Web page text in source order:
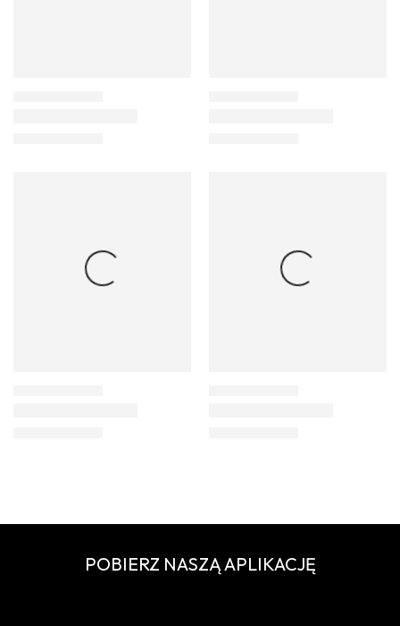
POBIERZ NASZĄ APLIKACJĘ